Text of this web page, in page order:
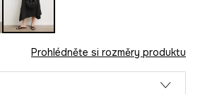
Prohlédněte si rozměry produktu